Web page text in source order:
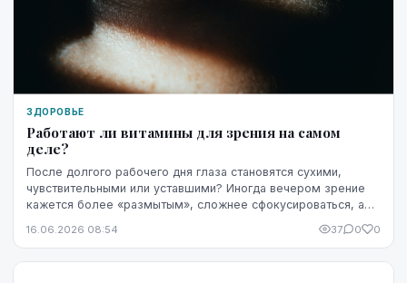
ЗДОРОВЬЕ
Работают ли витамины для зрения на самом
деле?
После долгого рабочего дня глаза становятся сухими,
чувствительными или уставшими? Иногда вечером зрение
кажется более «размытым», сложнее сфокусироваться, а
16.06.2026 08:54 37 0 0